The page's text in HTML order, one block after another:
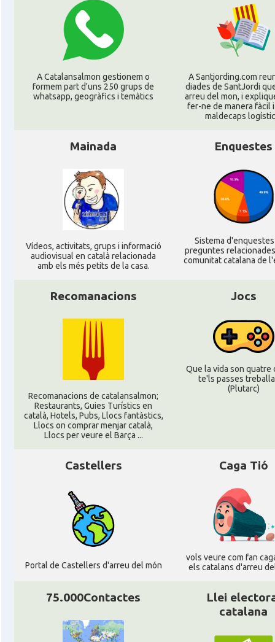
A Catalansalmon gestionem o
formem part d'uns 250 grups de
whatsapp, geogràfics i temàtics
A Santjording.com
diades de SantJordi
arreu del mon, i
fer-ne de manera fàcil
maldecaps
Mainada
Ví­deos, activitats, grups i informació
audiovisual en català relacionada
amb els més petits de la casa.
Enquestes
Sistema
preguntes
comunitat catalana de
Recomanacions
Recomanacions de catalansalmon;
Restaurants, Guies Turístics en
català, Hotels, Pubs, Llocs fantàstics,
Llocs on comprar menjar català,
Llocs per veure el Barça ...
Jocs
Que la vida son quatre
te'ls passes
(Plutarc)
Castellers
Portal de Castellers d'arreu del món
Caga Tió
vols veure com fan
els catalans d'arreu
75.000Contactes
Llei
catalana